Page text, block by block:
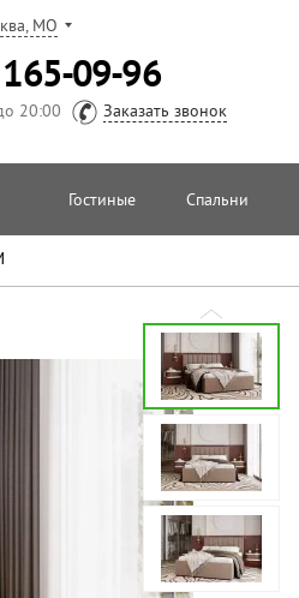
МО
09-96
20:00 Заказать звонок
Гостиные Спальни